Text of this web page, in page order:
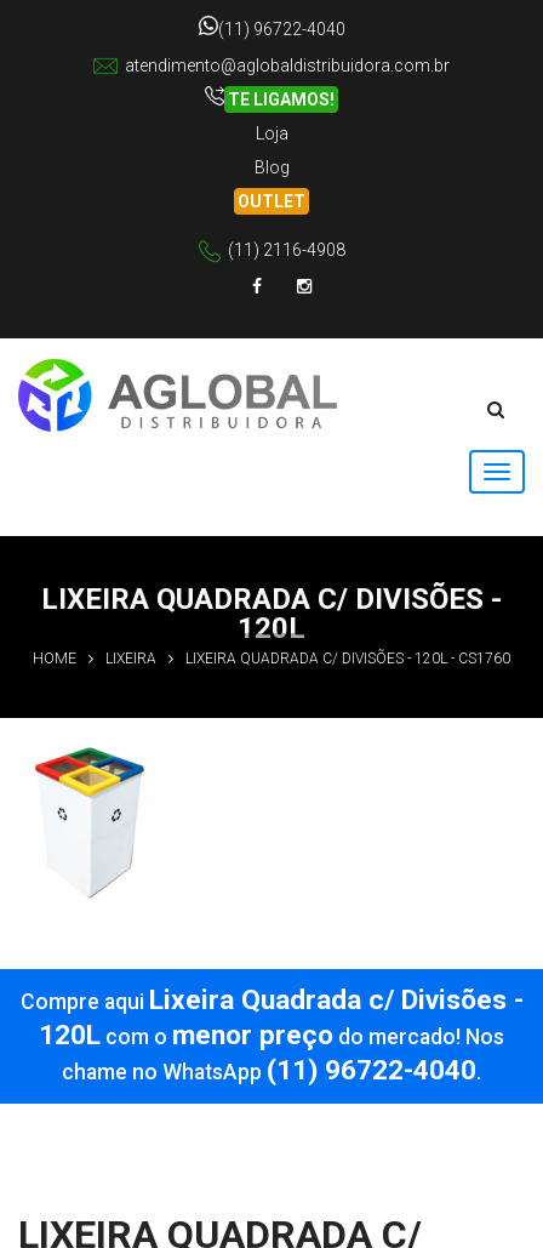
(11) 96722-4040
atendimento@aglobaldistribuidora.com.br
TE LIGAMOS!
Loja
Blog
OUTLET
(11) 2116-4908
LIXEIRA QUADRADA C/ DIVISÕES -
120L
HOME LIXEIRA LIXEIRA QUADRADA C/ DIVISÕES - 120L - CS1760
Quadrada c/
Compre aqui Lixeira Quadrada c/ Divisões -
120L com o menor preço do mercado! Nos
chame no WhatsApp (11) 96722-4040.
LIXEIRA QUADRADA C/